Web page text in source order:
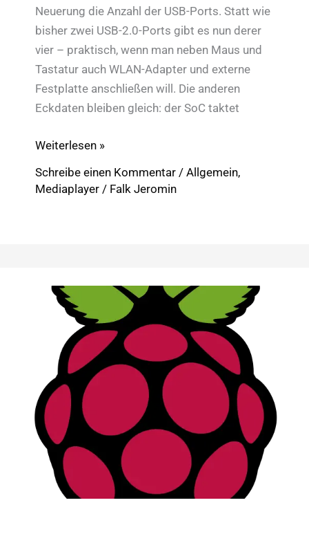
Neuerung die Anzahl der USB-Ports. Statt wie
bisher zwei USB-2.0-Ports gibt es nun derer
vier – praktisch, wenn man neben Maus und
Tastatur auch WLAN-Adapter und externe
Festplatte anschließen will. Die anderen
Eckdaten bleiben gleich: der SoC taktet
Raspberry
Model
Weiterlesen »
Schreibe einen Kommentar / Allgemein,
Mediaplayer / Falk Jeromin